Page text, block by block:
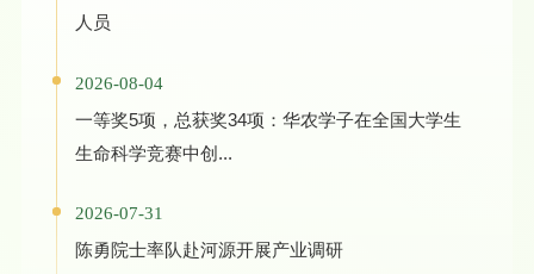
人员
2026-08-04
一等奖5项，总获奖34项：华农学子在全国大学生
生命科学竞赛中创...
2026-07-31
陈勇院士率队赴河源开展产业调研